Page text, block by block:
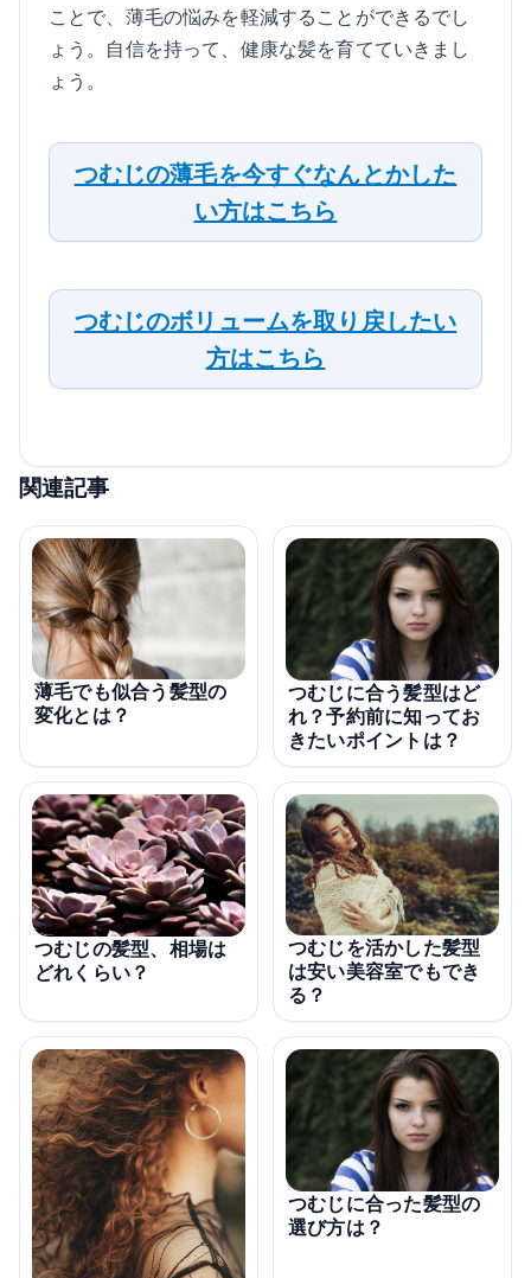
ことで、薄毛の悩みを軽減することができるでし
ょう。自信を持って、健康な髪を育てていきまし
ょう。
つむじの薄毛を今すぐなんとかした
い方はこちら
つむじのボリュームを取り戻したい
方はこちら
関連記事
薄毛でも似合う髪型の
変化とは？
つむじに合う髪型はど
れ？予約前に知ってお
きたいポイントは？
つむじの髪型、相場は
どれくらい？
つむじを活かした髪型
は安い美容室でもでき
る？
つむじに合った髪型の
選び方は？